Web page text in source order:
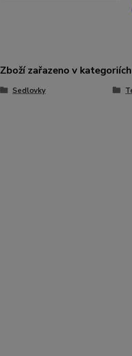
Zboží zařazeno v kategoriích
Sedlovky